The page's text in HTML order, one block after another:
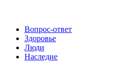
Вопрос-ответ
Здоровье
Люди
Наследие